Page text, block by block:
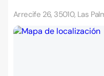
Arrecife 26, 35010, Las